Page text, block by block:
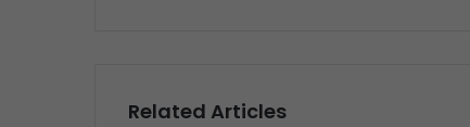
Related Articles